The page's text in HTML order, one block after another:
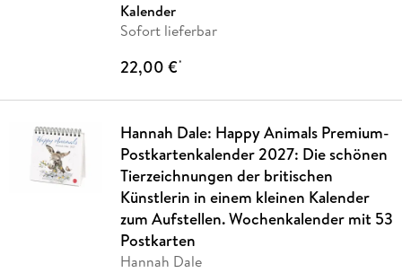
Kalender
Sofort lieferbar
22,00 €*
Hannah Dale: Happy Animals Premium-
Postkartenkalender 2027: Die schönen
Tierzeichnungen der britischen
Künstlerin in einem kleinen Kalender
zum Aufstellen. Wochenkalender mit 53
Postkarten
Hannah Dale